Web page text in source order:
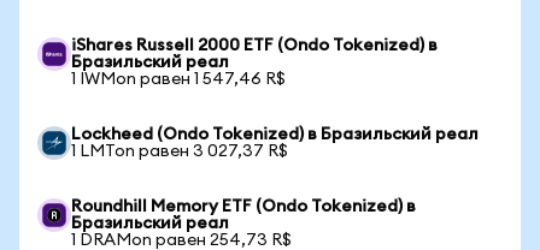
iShares Russell 2000 ETF (Ondo Tokenized) в
Бразильский реал
1 IWMon равен 1 547,46 R$
Lockheed (Ondo Tokenized) в Бразильский реал
1 LMTon равен 3 027,37 R$
Roundhill Memory ETF (Ondo Tokenized) в
Бразильский реал
1 DRAMon равен 254,73 R$